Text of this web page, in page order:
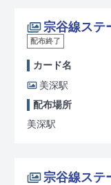
宗谷線ステ
配布終了
カード名
美深駅
配布場所
美深駅
宗谷線ステ